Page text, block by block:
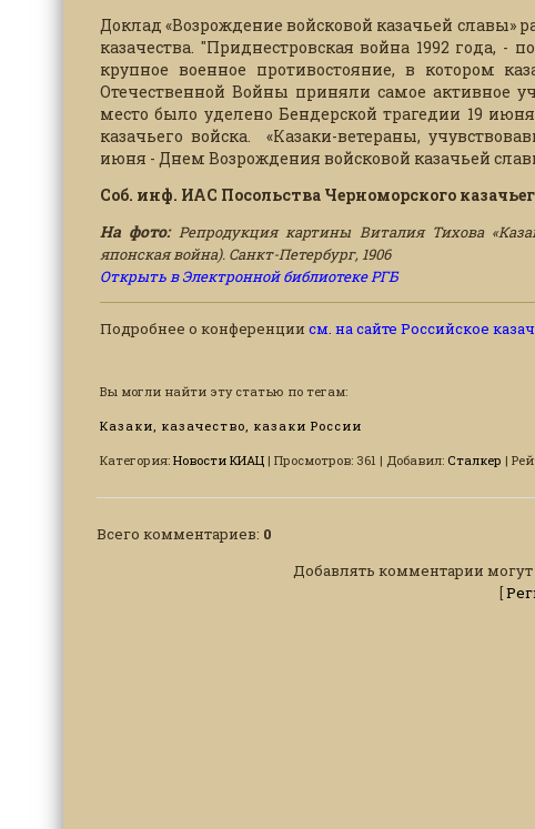
Доклад «Возрождение войсковой казачьей славы»
казачества. "Приднестровская война 1992 года, -
крупное военное противостояние, в котором
Отечественной Войны приняли самое активное
место было уделено Бендерской трагедии 19
казачьего войска. «Казаки-ветераны,
июня - Днем Возрождения войсковой казачьей
Соб. инф. ИАС Посольства Черноморского
На фото: Репродукция картины Виталия Тихова
японская война). Санкт-Петербург, 1906
Открыть в Электронной библиотеке РГБ
Подробнее о конференции см. на сайте Российское
Вы могли найти эту статью по тегам:
Казаки, казачество, казаки России
Категория: Новости КИАЦ | Просмотров: 361 | Добавил: Сталкер |
Всего комментариев: 0
Добавлять комментарии могут
[